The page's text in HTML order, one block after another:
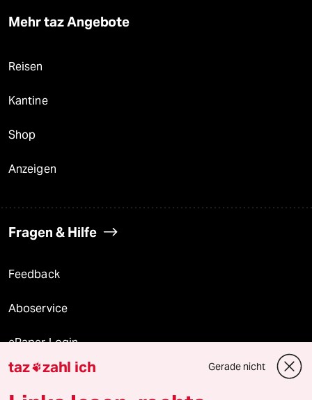
Mehr taz Angebote
Reisen
Kantine
Shop
Anzeigen
Fragen & Hilfe
Feedback
Aboservice
ePaper Login
Downloads für Abonnierende
taz zahl ich Gerade nicht